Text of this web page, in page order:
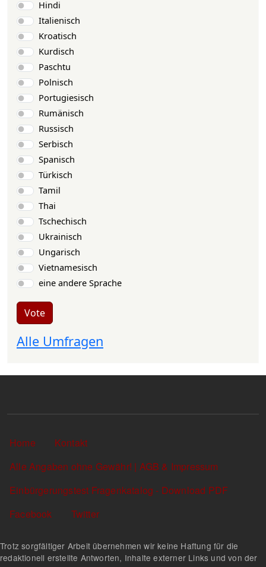
Hindi
Italienisch
Kroatisch
Kurdisch
Paschtu
Polnisch
Portugiesisch
Rumänisch
Russisch
Serbisch
Spanisch
Türkisch
Tamil
Thai
Tschechisch
Ukrainisch
Ungarisch
Vietnamesisch
eine andere Sprache
Vote
Alle Umfragen
Sekundärlinks
Home
Kontakt
Alle Angaben ohne Gewähr! | AGB & Impressum
Einbürgerungstest Fragenkatalog - Download PDF
Facebook
Twitter
Trotz sorgfältiger Arbeit übernehmen wir keine Haftung für die
redaktionell erstellte Antworten, Inhalte externer Links und von der